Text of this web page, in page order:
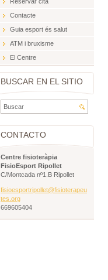
Contacte
Guia esport és salut
ATM i bruxisme
El Centre
BUSCAR EN EL SITIO
CONTACTO
Centre fisioteràpia
FisioEsport Ripollet
C/Montcada nº1.B Ripollet
fisioesportripollet@fisioterapeu
tes.org
669605404